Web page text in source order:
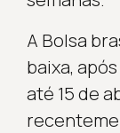
A Bolsa
baixa,
até 15 de